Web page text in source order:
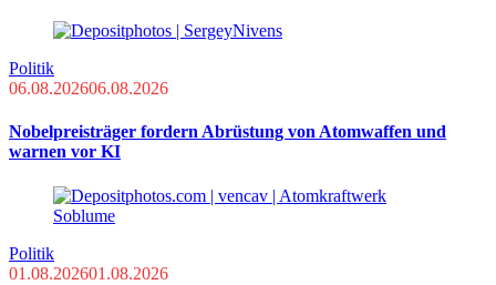
Politik
06.08.202606.08.2026
Nobelpreisträger fordern Abrüstung von Atomwaffen und
warnen vor KI
Politik
01.08.202601.08.2026